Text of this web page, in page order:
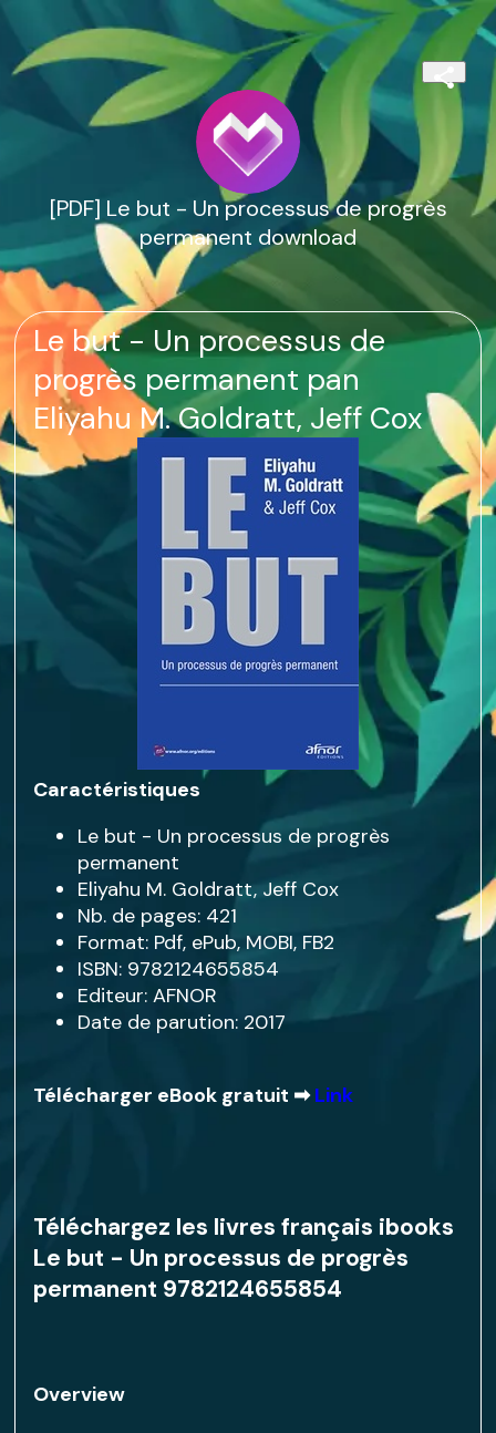
[PDF] Le but - Un processus de progrès
permanent download
Le but - Un processus de
progrès permanent pan
Eliyahu M. Goldratt, Jeff Cox
Caractéristiques
Le but - Un processus de progrès
permanent
Eliyahu M. Goldratt, Jeff Cox
Nb. de pages: 421
Format: Pdf, ePub, MOBI, FB2
ISBN: 9782124655854
Editeur: AFNOR
Date de parution: 2017
Télécharger eBook gratuit ➡Link
Téléchargez les livres français ibooks
Le but - Un processus de progrès
permanent 9782124655854
Overview